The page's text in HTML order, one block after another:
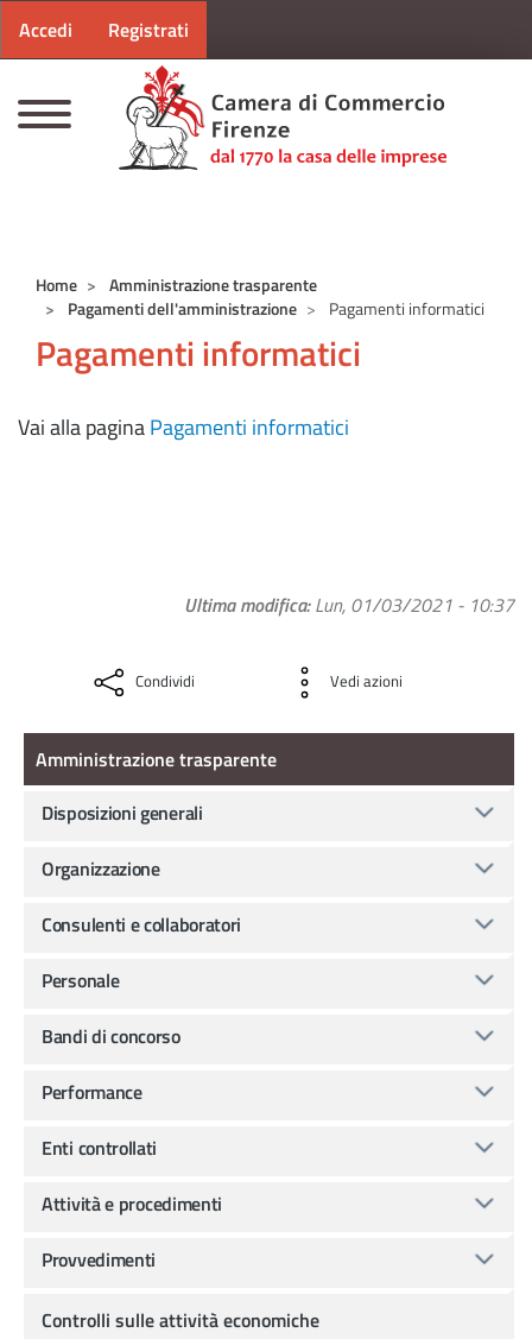
Menu profilo utente
Accedi Registrati
Home
Amministrazione trasparente
Pagamenti dell'amministrazione
Pagamenti informatici
Pagamenti informatici
Vai alla paginaPagamenti informatici
Ultima modifica Lun, 01/03/2021 - 10:37
Condividi Vedi azioni
Amministrazione Trasparente
Amministrazione trasparente
Disposizioni generali
Organizzazione
Consulenti e collaboratori
Personale
Bandi di concorso
Performance
Enti controllati
Attività e procedimenti
Provvedimenti
Controlli sulle attività economiche